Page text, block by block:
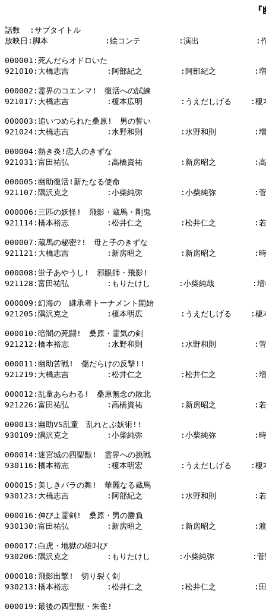
話数  :サブタイトル
放映日:脚本            :絵コンテ        :演出            :作
000001:死んだらオドロいた
921010:大橋志吉        :阿部紀之        :阿部紀之        :増
000002:霊界のコエンマ!　復活への試練
921017:大橋志吉        :榎本広明        :うえだしげる    :榎
000003:追いつめられた桑原!　男の誓い
921024:大橋志吉        :水野和則        :水野和則        :増
000004:熱き炎!恋人のきずな
921031:富田祐弘        :高橋資祐        :新房昭之        :高
000005:幽助復活!新たなる使命
921107:隅沢克之        :小柴純弥        :小柴純弥        :菅
000006:三匹の妖怪!　飛影・蔵馬・剛鬼
921114:橋本裕志        :松井仁之        :松井仁之        :若
000007:蔵馬の秘密?!　母と子のきずな
921121:大橋志吉        :新房昭之        :新房昭之        :時
000008:蛍子あやうし!　邪眼師・飛影!
921128:富田祐弘        :もりたけし      :小柴純哉        :増
000009:幻海の　継承者トーナメント開始
921205:隅沢克之        :榎本明広        :うえだしげる    :榎
000010:暗闇の死闘!　桑原・霊気の剣
921212:橋本裕志        :水野和則        :水野和則        :菅
000011:幽助苦戦!　傷だらけの反撃!!
921219:大橋志吉        :松井仁之        :松井仁之        :増
000012:乱童あらわる!　桑原無念の敗北
921226:富田祐弘        :高橋資祐        :新房昭之        :若
000013:幽助VS乱童　乱れとぶ妖術!!
930109:隅沢克之        :小柴純弥        :小柴純弥        :時
000014:迷宮城の四聖獣!　霊界への挑戦
930116:橋本裕志        :榎本明宏        :うえだしげる    :榎
000015:美しきバラの舞!　華麗なる蔵馬
930123:大橋志吉        :阿部紀之        :水野和則        :若
000016:伸びよ霊剣!　桑原・男の勝負
930130:富田祐弘        :新房昭之        :新房昭之        :渡
000017:白虎・地獄の雄叫び
930206:隅沢克之        :もりたけし      :小柴純弥        :菅
000018:飛影出撃!　切り裂く剣
930213:橋本裕志        :松井仁之        :松井仁之        :田
000019:最後の四聖獣・朱雀!